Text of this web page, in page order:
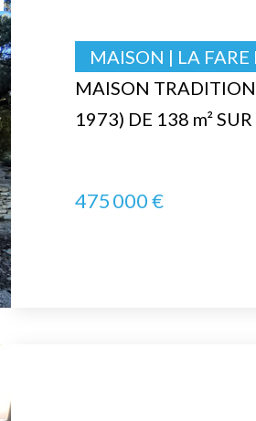
MAISON
1973) DE 138 m²
MAISON | LA FARE
475 000 €